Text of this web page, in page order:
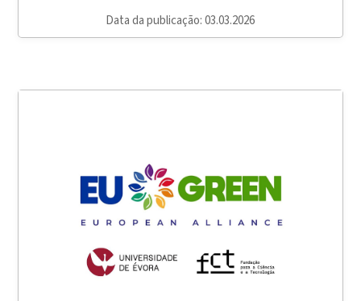
Data da publicação: 03.03.2026